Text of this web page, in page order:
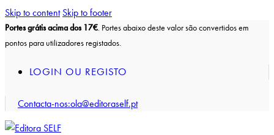
Skip to content Skip to footer
Portes grátis acima dos 17€. Portes abaixo deste valor são convertidos em
pontos para utilizadores registados.
LOGIN OU REGISTO
Contacta-nos:ola@editoraself.pt